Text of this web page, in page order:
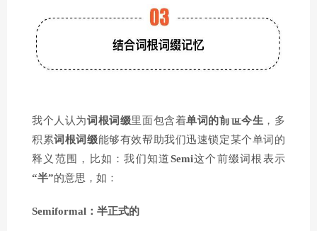
我个人认为词根词缀里面包含着单词的前世今生 ，多
积累词根词缀能够有效帮助我们迅速锁定某个单词的
释义范围，比如：我们知道Semi这个前缀词根表示
“半”的意思，如：
Semiformal：半正式的